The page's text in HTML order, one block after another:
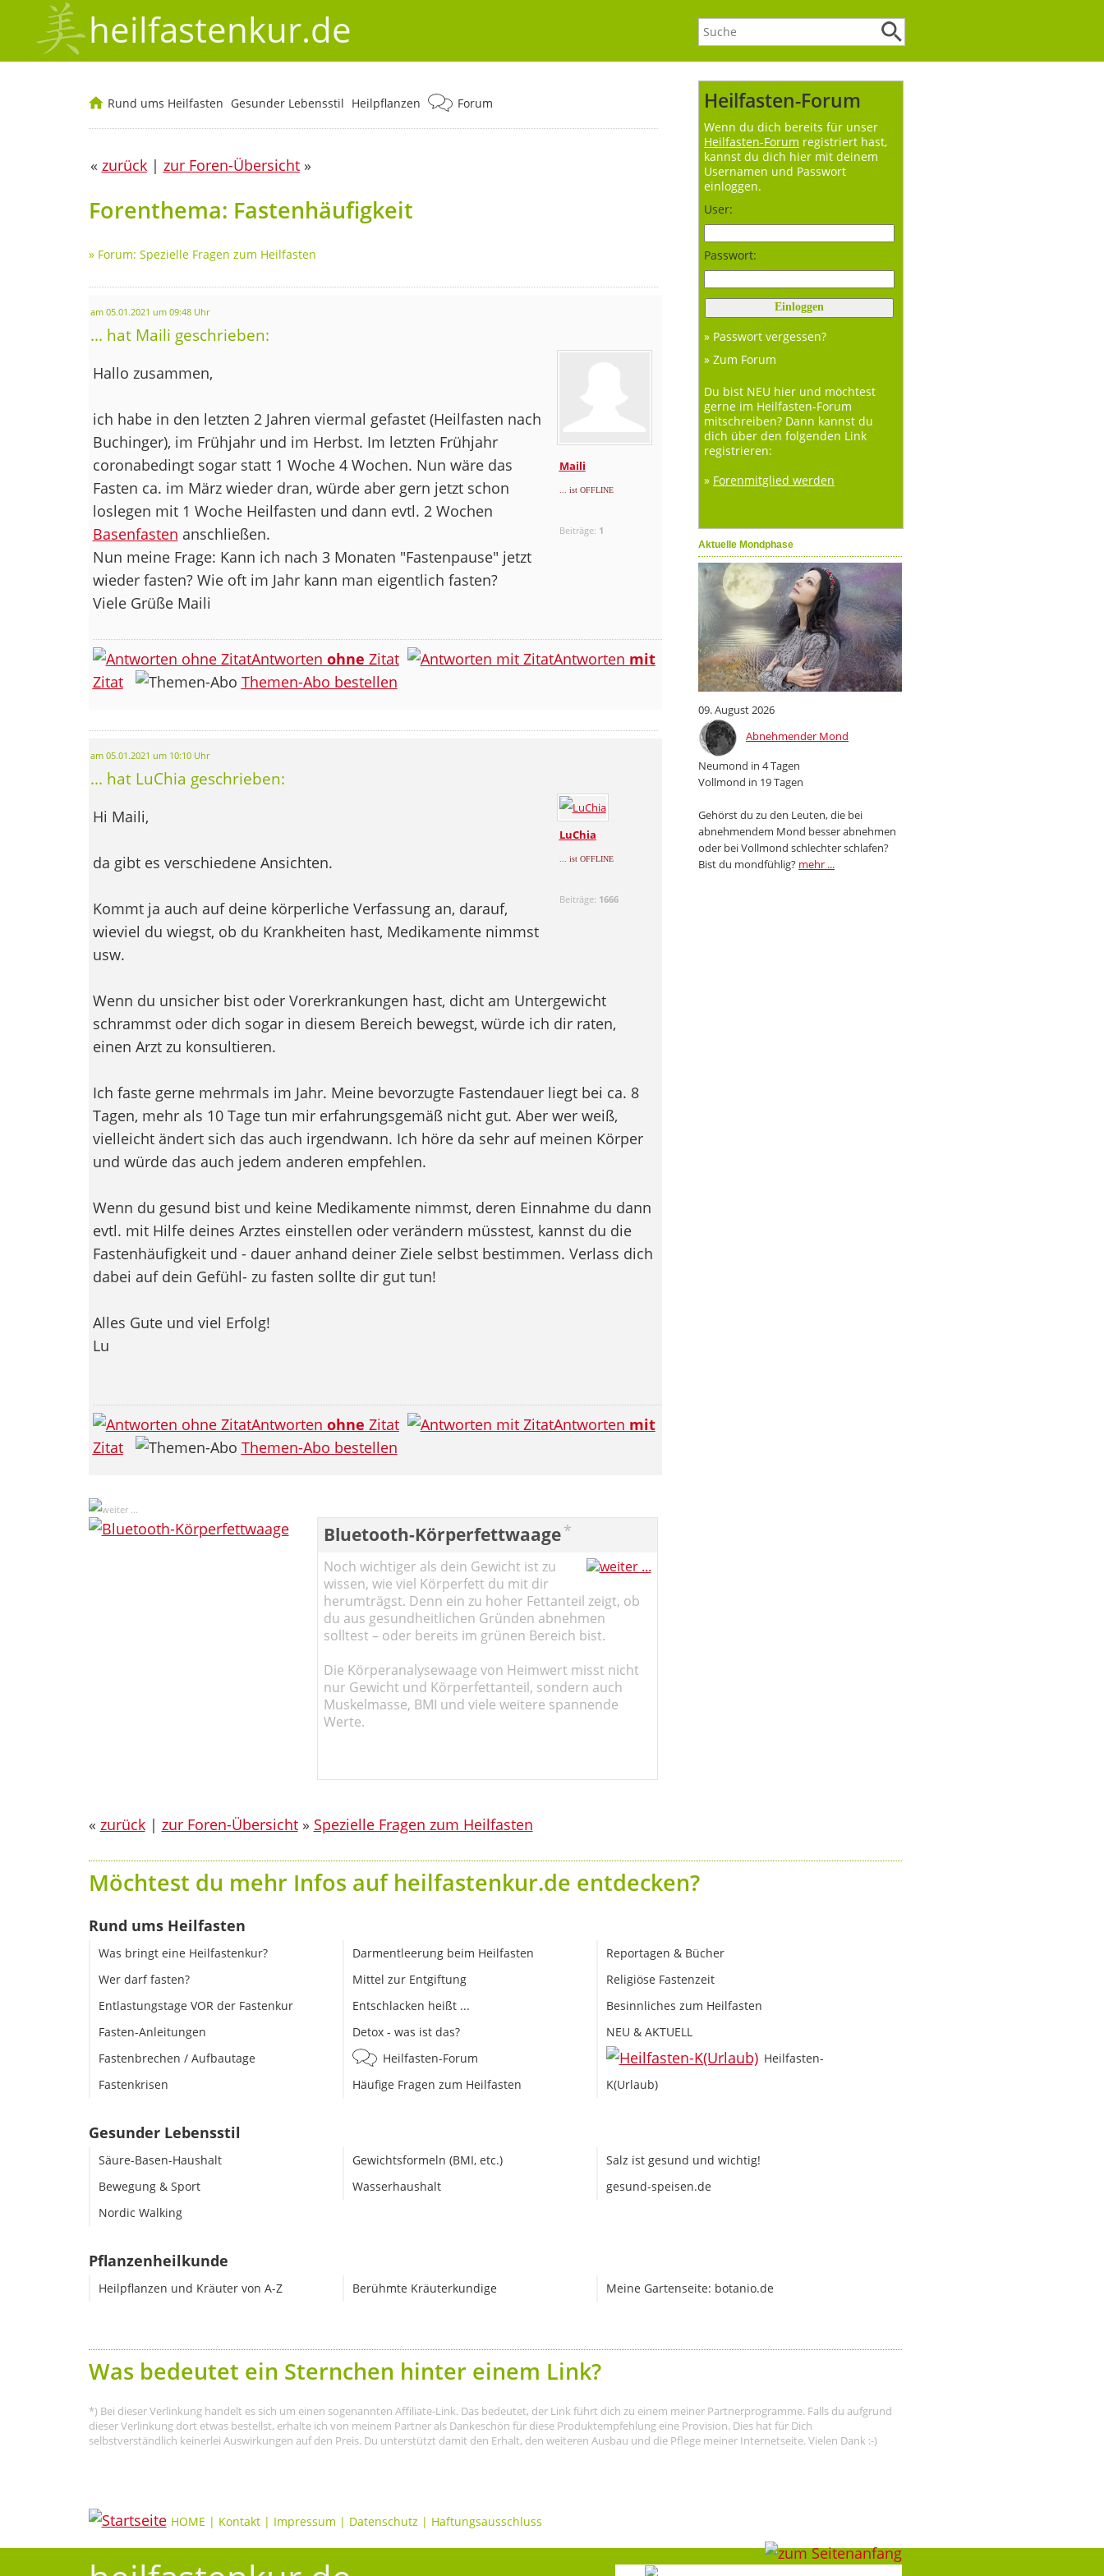
heilfastenkur.de
Heilfasten-Forum
Wenn du dich bereits für unser
Heilfasten-Forum registriert hast,
kannst du dich hier mit deinem
Usernamen und Passwort
einloggen.
User:
Passwort:
» Passwort vergessen?
» Zum Forum
Du bist NEU hier und möchtest
gerne im Heilfasten-Forum
mitschreiben? Dann kannst du
dich über den folgenden Link
registrieren:
» Forenmitglied werden
Aktuelle Mondphase
09. August 2026
Abnehmender Mond
Neumond in 4 Tagen
Vollmond in 19 Tagen
Gehörst du zu den Leuten, die bei
abnehmendem Mond besser abnehmen
oder bei Vollmond schlechter schlafen?
Bist du mondfühlig? mehr ...
Rund ums Heilfasten Gesunder Lebensstil Heilpflanzen Forum
« zurück| zur Foren-Übersicht»
Forenthema: Fastenhäufigkeit
» Forum: Spezielle Fragen zum Heilfasten
am 05.01.2021 um 09:48 Uhr
... hat Maili geschrieben:
Maili
... ist OFFLINE
Beiträge: 1
Hallo zusammen,
ich habe in den letzten 2 Jahren viermal gefastet (Heilfasten nach
Buchinger), im Frühjahr und im Herbst. Im letzten Frühjahr
coronabedingt sogar statt 1 Woche 4 Wochen. Nun wäre das
Fasten ca. im März wieder dran, würde aber gern jetzt schon
loslegen mit 1 Woche Heilfasten und dann evtl. 2 Wochen
Basenfasten anschließen.
Nun meine Frage: Kann ich nach 3 Monaten "Fastenpause" jetzt
wieder fasten? Wie oft im Jahr kann man eigentlich fasten?
Viele Grüße Maili
Antworten ohne Zitat Antworten mit
Zitat
Themen-Abo bestellen
am 05.01.2021 um 10:10 Uhr
... hat LuChia geschrieben:
LuChia
... ist OFFLINE
Beiträge: 1666
Hi Maili,
da gibt es verschiedene Ansichten.
Kommt ja auch auf deine körperliche Verfassung an, darauf,
wieviel du wiegst, ob du Krankheiten hast, Medikamente nimmst
usw.
Wenn du unsicher bist oder Vorerkrankungen hast, dicht am Untergewicht
schrammst oder dich sogar in diesem Bereich bewegst, würde ich dir raten,
einen Arzt zu konsultieren.
Ich faste gerne mehrmals im Jahr. Meine bevorzugte Fastendauer liegt bei ca. 8
Tagen, mehr als 10 Tage tun mir erfahrungsgemäß nicht gut. Aber wer weiß,
vielleicht ändert sich das auch irgendwann. Ich höre da sehr auf meinen Körper
und würde das auch jedem anderen empfehlen.
Wenn du gesund bist und keine Medikamente nimmst, deren Einnahme du dann
evtl. mit Hilfe deines Arztes einstellen oder verändern müsstest, kannst du die
Fastenhäufigkeit und - dauer anhand deiner Ziele selbst bestimmen. Verlass dich
dabei auf dein Gefühl- zu fasten sollte dir gut tun!
Alles Gute und viel Erfolg!
Lu
Antworten ohne Zitat Antworten mit
Zitat
Themen-Abo bestellen
Bluetooth-Körperfettwaage*
Noch wichtiger als dein Gewicht ist zu
wissen, wie viel Körperfett du mit dir
herumträgst. Denn ein zu hoher Fettanteil zeigt, ob
du aus gesundheitlichen Gründen abnehmen
solltest – oder bereits im grünen Bereich bist.
Die Körperanalysewaage von Heimwert misst nicht
nur Gewicht und Körperfettanteil, sondern auch
Muskelmasse, BMI und viele weitere spannende
Werte.
« zurück| zur Foren-Übersicht» Spezielle Fragen zum Heilfasten
Möchtest du mehr Infos auf heilfastenkur.de entdecken?
Rund ums Heilfasten
Was bringt eine Heilfastenkur?
Wer darf fasten?
Entlastungstage VOR der Fastenkur
Fasten-Anleitungen
Fastenbrechen / Aufbautage
Fastenkrisen
Darmentleerung beim Heilfasten
Mittel zur Entgiftung
Entschlacken heißt ...
Detox - was ist das?
Heilfasten-Forum
Häufige Fragen zum Heilfasten
Reportagen & Bücher
Religiöse Fastenzeit
Besinnliches zum Heilfasten
NEU & AKTUELL
Heilfasten-
K(Urlaub)
Gesunder Lebensstil
Säure-Basen-Haushalt
Bewegung & Sport
Nordic Walking
Gewichtsformeln (BMI, etc.)
Wasserhaushalt
Salz ist gesund und wichtig!
gesund-speisen.de
Pflanzenheilkunde
Heilpflanzen und Kräuter von A-Z Berühmte Kräuterkundige Meine Gartenseite: botanio.de
Was bedeutet ein Sternchen hinter einem Link?
*) Bei dieser Verlinkung handelt es sich um einen sogenannten Affiliate-Link. Das bedeutet, der Link führt dich zu einem meiner Partnerprogramme. Falls du aufgrund
dieser Verlinkung dort etwas bestellst, erhalte ich von meinem Partner als Dankeschön für diese Produktempfehlung eine Provision. Dies hat für Dich
selbstverständlich keinerlei Auswirkungen auf den Preis. Du unterstützt damit den Erhalt, den weiteren Ausbau und die Pflege meiner Internetseite. Vielen Dank :-)
HOME | Kontakt| Impressum | Datenschutz | Haftungsausschluss